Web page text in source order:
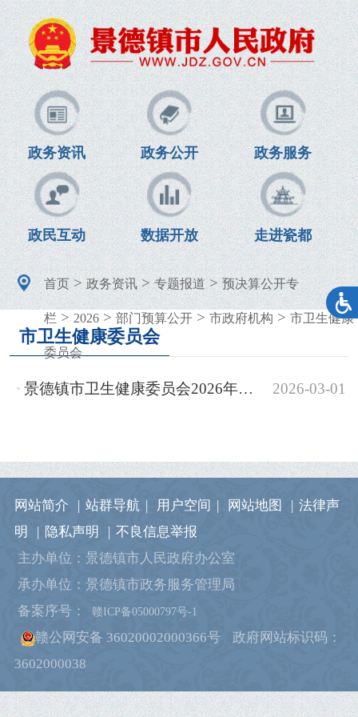
政务资讯 政务公开 政务服务
政民互动 数据开放 走进瓷都
首页>政务资讯>专题报道>预决算公开专
栏 > 2026> 部门预算公开> 市政府机构 > 市卫生健康
委员会
市卫生健康委员会
2026-03-01
景德镇市卫生健康委员会2026年部门预算
网站简介 | 站群导航 | 用户空间 | 网站地图 | 法律声
明
| 隐私声明 | 不良信息举报
主办单位：景德镇市人民政府办公室
承办单位：景德镇市政务服务管理局
备案序号：
赣ICP备05000797号-1
赣公网安备 36020002000366号
政府网站标识码：
3602000038